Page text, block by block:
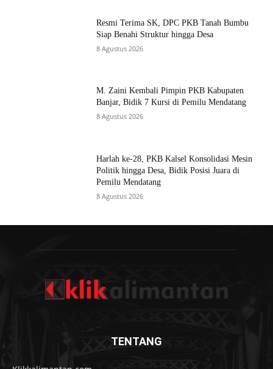
Resmi Terima SK, DPC PKB Tanah Bumbu
Siap Benahi Struktur hingga Desa
8 Agustus 2026
M. Zaini Kembali Pimpin PKB Kabupaten
Banjar, Bidik 7 Kursi di Pemilu Mendatang
8 Agustus 2026
Harlah ke-28, PKB Kalsel Konsolidasi Mesin
Politik hingga Desa, Bidik Posisi Juara di
Pemilu Mendatang
8 Agustus 2026
TENTANG